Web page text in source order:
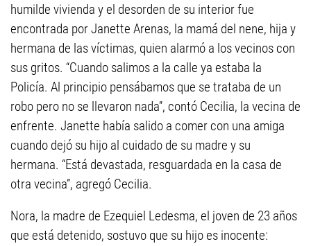
humilde vivienda y el desorden de su interior fue
encontrada por Janette Arenas, la mamá del nene, hija y
hermana de las víctimas, quien alarmó a los vecinos con
sus gritos. “Cuando salimos a la calle ya estaba la
Policía. Al principio pensábamos que se trataba de un
robo pero no se llevaron nada”, contó Cecilia, la vecina de
enfrente. Janette había salido a comer con una amiga
cuando dejó su hijo al cuidado de su madre y su
hermana. “Está devastada, resguardada en la casa de
otra vecina”, agregó Cecilia.
Nora, la madre de Ezequiel Ledesma, el joven de 23 años
que está detenido, sostuvo que su hijo es inocente: